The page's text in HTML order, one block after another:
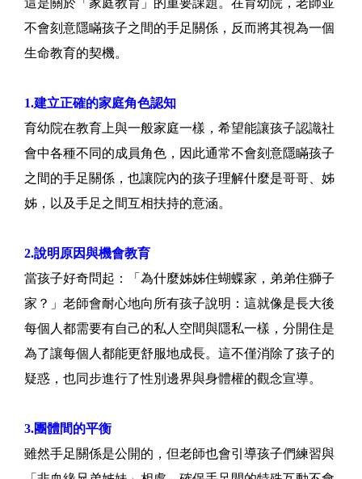
這是關於「家庭教育」的重要課題。在育幼院，老師並
不會刻意隱瞞孩子之間的手足關係，反而將其視為一個
生命教育的契機。
1.建立正確的家庭角色認知
育幼院在教育上與一般家庭一樣，希望能讓孩子認識社
會中各種不同的成員角色，因此通常不會刻意隱瞞孩子
之間的手足關係，也讓院內的孩子理解什麼是哥哥、姊
姊，以及手足之間互相扶持的意涵。
2.說明原因與機會教育
當孩子好奇問起：「為什麼姊姊住蝴蝶家，弟弟住獅子
家？」老師會耐心地向所有孩子說明：這就像是長大後
每個人都需要有自己的私人空間與隱私一樣，分開住是
為了讓每個人都能更舒服地成長。這不僅消除了孩子的
疑惑，也同步進行了性別邊界與身體權的觀念宣導。
3.團體間的平衡
雖然手足關係是公開的，但老師也會引導孩子們練習與